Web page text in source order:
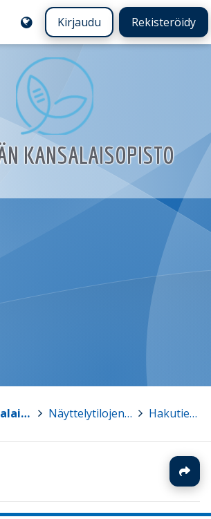
Kirjaudu Rekisteröidy
KANSALAISOPISTO
Jyväskylän kansalaisopisto > Näyttelytilojen haku > Hakutiedot